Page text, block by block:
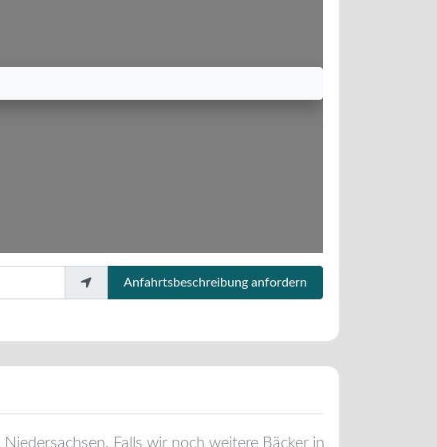
Anfahrtsbeschreibung anfordern
Niedersachsen. Falls wir noch weitere Bäcker in